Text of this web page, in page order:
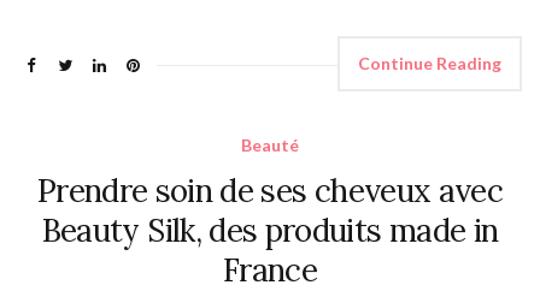
Continue Reading
Beauté
Prendre soin de ses cheveux avec
Beauty Silk, des produits made in
France